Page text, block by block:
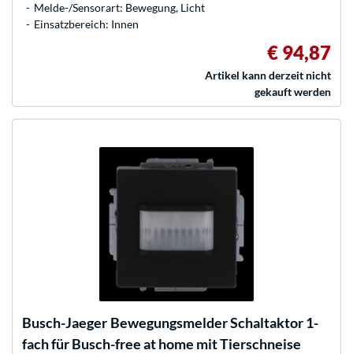
Melde-/Sensorart: Bewegung, Licht
Einsatzbereich: Innen
€ 94,87
Artikel kann derzeit nicht
gekauft werden
Busch-Jaeger Bewegungsmelder Schaltaktor 1-
fach für Busch-free at home mit Tierschneise